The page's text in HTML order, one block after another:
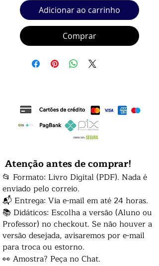
Adicionar ao carrinho
Comprar
Atenção antes de comprar!
📂 Formato: Livro Digital (PDF). Nada é
enviado pelo correio.
📬 Entrega: Via e-mail em até 24 horas.
📚 Didáticos: Escolha a versão (Aluno ou
Professor) no checkout. Se não houver a
versão desejada, avisaremos por e-mail
para troca ou estorno.
👀 Amostra? Peça no Chat.